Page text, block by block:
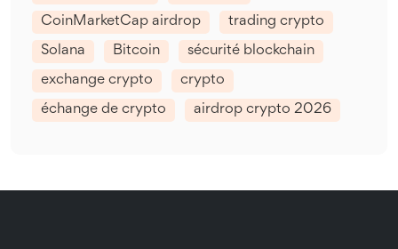
CoinMarketCap airdrop trading crypto
Solana Bitcoin sécurité blockchain
exchange crypto crypto
échange de crypto airdrop crypto 2026